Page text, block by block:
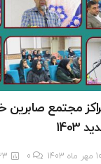
مجتمع صابرین
10 مهر ماه 1403 0